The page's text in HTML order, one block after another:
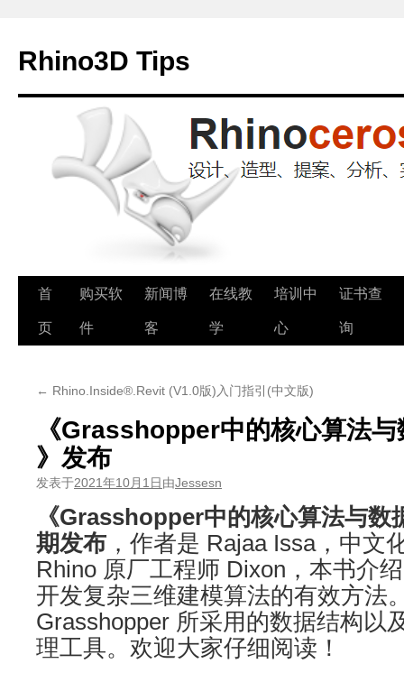
Rhino3D Tips
跳
至
首
页
购买软
件
新闻博
客
在线教
学
培训中
心
证书查
询
← Rhino.Inside®.Revit (V1.0版)入门指引(中文版)
《Grasshopper中的核心算法
》发布
发表于2021年10月1日由Jessesn
《Grasshopper中的核心算法与数
期发布 ，作者是 Rajaa Issa，中文
Rhino 原厂工程师 Dixon，本书介
开发复杂三维建模算法的有效方法
Grasshopper 所采用的数据结构以
理工具。欢迎大家仔细阅读！